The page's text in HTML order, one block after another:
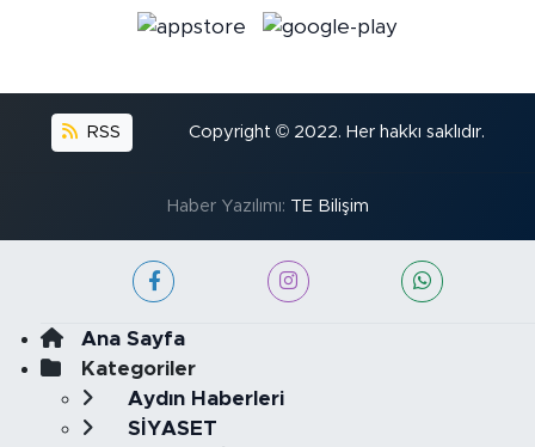
RSS Copyright © 2022. Her hakkı saklıdır.
Haber Yazılımı: TE Bilişim
Ana Sayfa
Kategoriler
Aydın Haberleri
SİYASET